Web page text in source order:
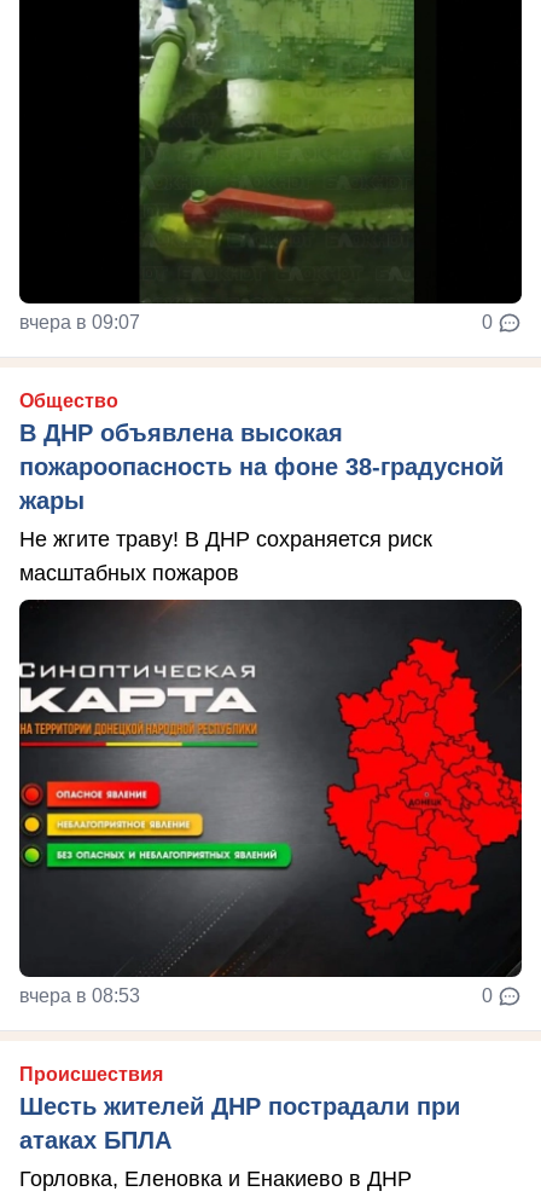
вчера в 09:07 0
Общество
В ДНР объявлена высокая
пожароопасность на фоне 38-градусной
жары
Не жгите траву! В ДНР сохраняется риск
масштабных пожаров
вчера в 08:53 0
Происшествия
Шесть жителей ДНР пострадали при
атаках БПЛА
Горловка, Еленовка и Енакиево в ДНР